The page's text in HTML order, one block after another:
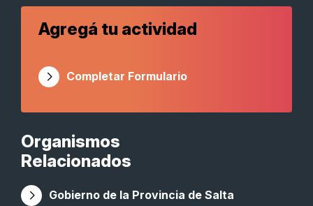
Organismos
Relacionados
Gobierno de la Provincia de Salta
Agregá tu actividad
Completar Formulario